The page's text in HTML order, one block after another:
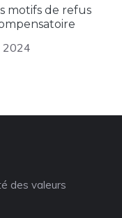
motifs de refus
2024
des valeurs